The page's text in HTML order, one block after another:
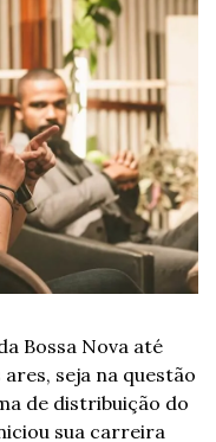
Bossa Nova até
seja na questão
de distribuição do
sua carreira